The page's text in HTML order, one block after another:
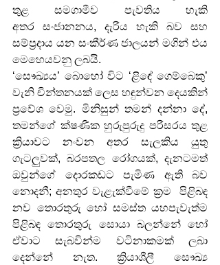
තුළ සමගාමීව පැවතිය හැකි
අතර සංජානනය, දැරිය හැකි බව සහ
සම්ප්‍රදාය යන සංකීර්ණ ජාලයන් මගින් එය
මෙහෙයවනු ලබයි.
‘සෞඛ්‍යය’ බොහෝ විට ‘ළිඳේ ගෙම්බෙකු’
වැනි චින්තනයක් ලෙස හඳුන්වන දෙයකින්
ප්‍රවේශ වෙමු. මිනිසුන් තමන් දන්නා දේ,
තමන්ගේ ක්ෂණික හුරුපුරුදු පරිසරය තුළ
ක්‍රියාවට නංවන අතර සැලකිය යුතු
ගැටලුවක්, බරපතල රෝගයක්, දැනටමත්
ඔවුන්ගේ දොරකඩට පැමිණ ඇති බව
නොදනී; අනතුර වැළැක්වීමේ ක්‍රම  පිළිබඳ
නව තොරතුරු හෝ සමස්ත යහපැවැත්ම
පිළිබඳ තොරතුරු සොයා බලන්නේ හෝ
ඒවාට සැබවින්ම වටිනාකමක් ලබා
දෙන්නේ නැත. ක්‍රියාශීලී සෞඛ්‍ය